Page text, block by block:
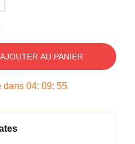
AJOUTER AU PANIER
dans 04: 09: 54